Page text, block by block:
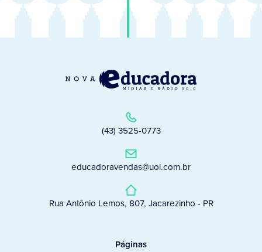
(43) 3525-0773
educadoravendas@uol.com.br
Rua Antônio Lemos, 807, Jacarezinho - PR
Páginas